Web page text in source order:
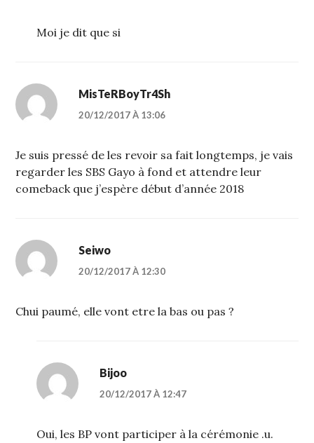
Moi je dit que si
MisTeRBoyTr4Sh
20/12/2017 À 13:06
Je suis pressé de les revoir sa fait longtemps, je vais
regarder les SBS Gayo à fond et attendre leur
comeback que j’espère début d’année 2018
Seiwo
20/12/2017 À 12:30
Chui paumé, elle vont etre la bas ou pas ?
Bijoo
20/12/2017 À 12:47
Oui, les BP vont participer à la cérémonie .u.